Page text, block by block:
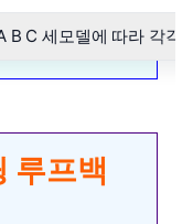
B C 세모델에 따라 각각
루프백